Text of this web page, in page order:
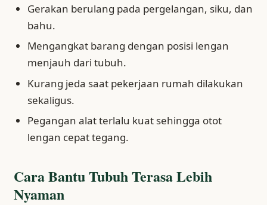
Gerakan berulang pada pergelangan, siku, dan
bahu.
Mengangkat barang dengan posisi lengan
menjauh dari tubuh.
Kurang jeda saat pekerjaan rumah dilakukan
sekaligus.
Pegangan alat terlalu kuat sehingga otot
lengan cepat tegang.
Cara Bantu Tubuh Terasa Lebih
Nyaman